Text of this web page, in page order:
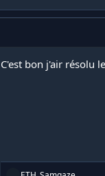
C'est bon j'air résolu